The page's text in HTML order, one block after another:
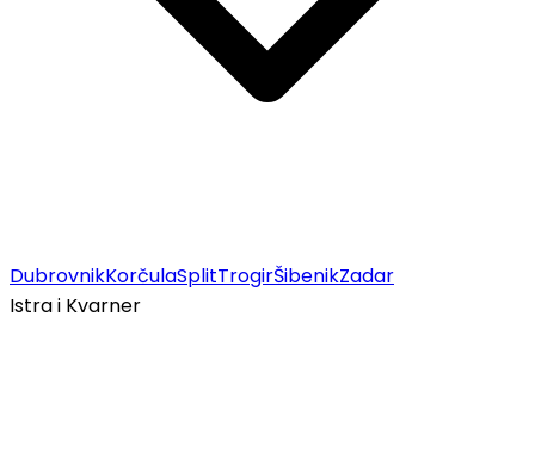
DubrovnikKorčulaSplitTrogirŠibenikZadar
Istra i Kvarner